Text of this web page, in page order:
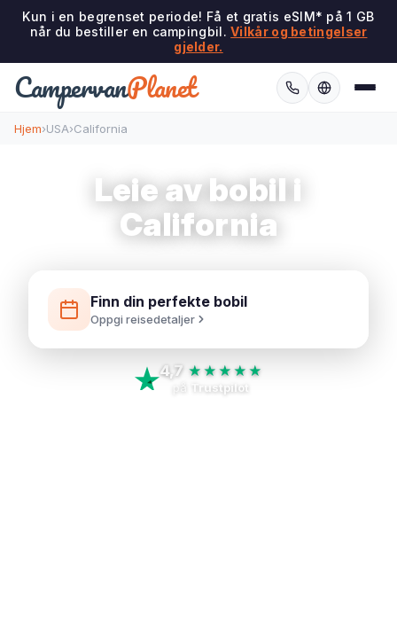
Kun i en begrenset periode! Få et gratis eSIM* på 1 GB
når du bestiller en campingbil.Vilkår og betingelser
gjelder.
CampervanPlanet
Hjem›USA›California
Leie av bobil i
California
Finn din perfekte bobil
Oppgi reisedetaljer
4,7 ★★★★★
på Trustpilot